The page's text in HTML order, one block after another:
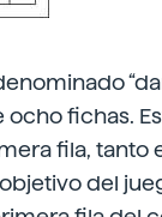
ocho fichas.
fila, tanto
del